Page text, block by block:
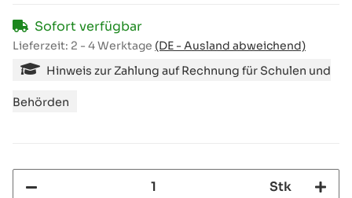
Sofort verfügbar
Lieferzeit: 2 - 4 Werktage (DE - Ausland abweichend)
Hinweis zur Zahlung auf Rechnung für Schulen und
Behörden
Stk